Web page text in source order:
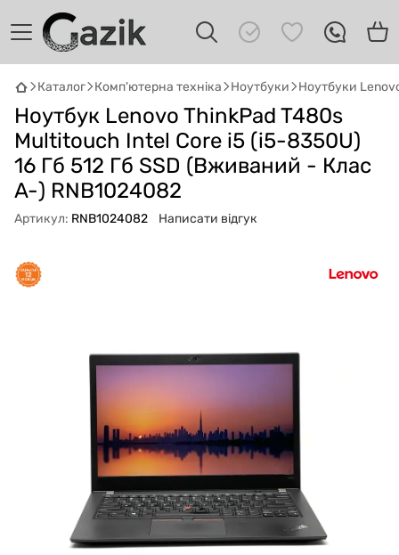
Каталог Комп'ютерна техніка Ноутбуки Ноутбуки
Ноутбук Lenovo ThinkPad T480s
Multitouch Intel Core i5 (i5-8350U)
16 Гб 512 Гб SSD (Вживаний - Клас
A-) RNB1024082
Артикул: RNB1024082 Написати відгук
GAZIK AI
Онлайн · пошук техніки
Привіт! 👋 Я Gazik AI — допоможу
підібрати вживану комп'ютерну техніку.
Що шукаєш?